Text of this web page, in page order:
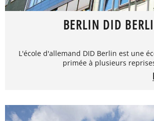
BERLIN DID
L'école d'allemand DID Berlin est une
primée à plusieurs